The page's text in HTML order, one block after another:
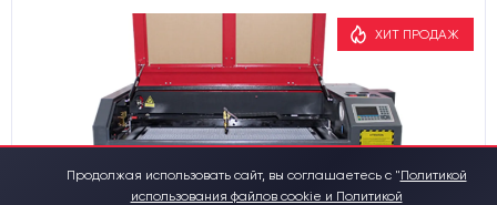
ХИТ ПРОДАЖ
Продолжая использовать сайт, вы соглашаетесь с "Политикой
использования файлов cookie и Политикой